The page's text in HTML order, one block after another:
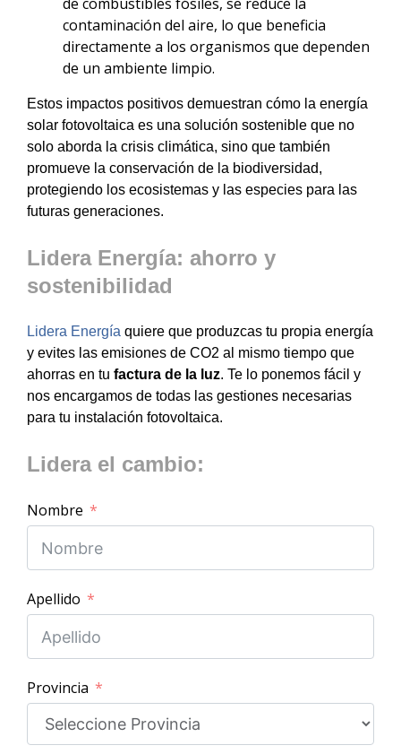
contaminación del aire, lo que beneficia
directamente a los organismos que dependen
de un ambiente limpio.
Estos impactos positivos demuestran cómo la energía
solar fotovoltaica es una solución sostenible que no
solo aborda la crisis climática, sino que también
promueve la conservación de la biodiversidad,
protegiendo los ecosistemas y las especies para las
futuras generaciones.
Lidera Energía: ahorro y
sostenibilidad
Lidera Energía quiere que produzcas tu propia energía
y evites las emisiones de CO2 al mismo tiempo que
ahorras en tu factura de la luz. Te lo ponemos fácil y
nos encargamos de todas las gestiones necesarias
para tu instalación fotovoltaica.
Lidera el cambio:
Nombre
Apellido
Provincia